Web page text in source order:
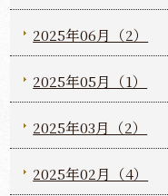
2025年06月（2）
2025年05月（1）
2025年03月（2）
2025年02月（4）